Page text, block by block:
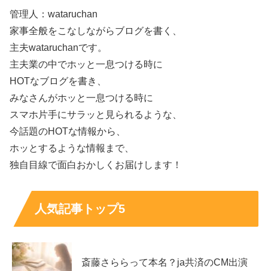
また、
ウエストに関してはかなり細いのに対し、割と筋肉
質
であることからも、
スリーサイズに関しては、 B88/W60/H85
ろでしょうか。
群のスタイルでしたら、モデルとしてはもちろん、
ね！
管理人：wataruchan
家事全般をこなしながらブログを書く、
主夫wataruchanです。
主夫業の中でホッと一息つける時に
HOTなブログを書き、
みなさんがホッと一息つける時に
スマホ片手にサラッと見られるような、
今話題のHOTな情報から、
ホッとするような情報まで、
独自目線で面白おかしくお届けします！
人気記事トップ5
斎藤さららって本名？ja共済のCM出演